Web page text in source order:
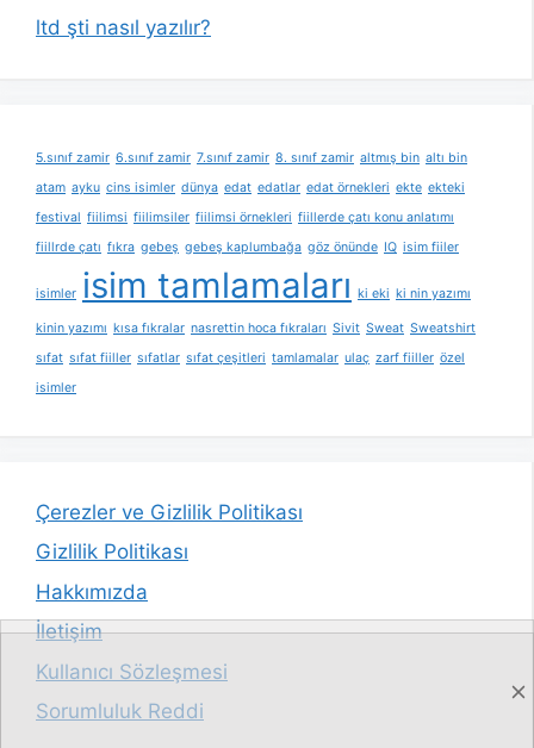
ltd şti nasıl yazılır?
5.sınıf zamir 6.sınıf zamir 7.sınıf zamir 8. sınıf zamir altmış bin altı bin
atam ayku cins isimler dünya edat edatlar edat örnekleri ekte ekteki
festival fiilimsi fiilimsiler fiilimsi örnekleri fiillerde çatı konu anlatımı
fiillrde çatı fıkra gebeş gebeş kaplumbağa göz önünde IQ isim fiiler
isimler isim tamlamaları ki eki ki nin yazımı
kinin yazımı kısa fıkralar nasrettin hoca fıkraları Sivit Sweat Sweatshirt
sıfat sıfat fiiller sıfatlar sıfat çeşitleri tamlamalar ulaç zarf fiiller özel
isimler
Çerezler ve Gizlilik Politikası
Gizlilik Politikası
Hakkımızda
İletişim
Kullanıcı Sözleşmesi
Sorumluluk Reddi